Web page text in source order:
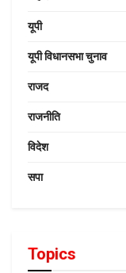
यूपी
यूपी विधानसभा चुनाव
राजद
राजनीति
विदेश
सपा
Topics